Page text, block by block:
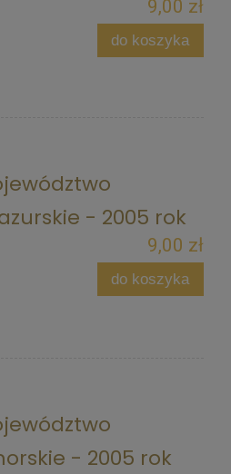
9,00 zł
do koszyka
- 2005 rok
9,00 zł
do koszyka
- 2005 rok